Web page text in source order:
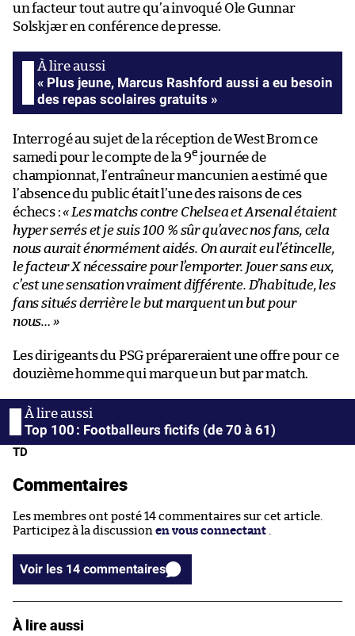
un facteur tout autre qu’a invoqué Ole Gunnar
Solskjær en conférence de presse.
« Plus jeune, Marcus Rashford aussi a eu besoin
des repas scolaires gratuits »
Interrogé au sujet de la réception de West Brom ce
samedi pour le compte de la 9e journée de
championnat, l’entraîneur mancunien a estimé que
l’absence du public était l’une des raisons de ces
échecs :« Les matchs contre Chelsea et Arsenal étaient
hyper serrés et je suis 100 % sûr qu’avec nos fans, cela
nous aurait énormément aidés. On aurait eu l’étincelle,
le facteur X nécessaire pour l’emporter. Jouer sans eux,
c’est une sensation vraiment différente. D’habitude, les
fans situés derrière le but marquent un but pour
nous… »
Les dirigeants du PSG prépareraient une offre pour ce
douzième homme qui marque un but par match.
Top 100 : Footballeurs fictifs (de 70 à 61)
TD
Commentaires
Les membres ont posté 14 commentaires sur cet article.
Participez à la discussion en vous connectant
Voir les 14 commentaires
À lire aussi